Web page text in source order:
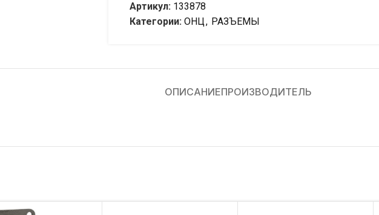
Артикул: 133878
Категории: ОНЦ, РАЗЪЕМЫ
ОПИСАНИЕПРОИЗВОДИТЕЛЬ